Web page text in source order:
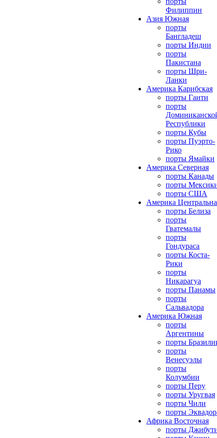
Филиппин
Азия Южная
порты
Бангладеш
порты Индии
порты
Пакистана
порты Шри-
Ланки
Америка Карибская
порты Гаити
порты
Республики
порты Кубы
порты Пуэрто-
Рико
порты Ямайки
Америка Северная
порты Канады
порты
порты США
Америка
порты Белиза
порты
Гватемалы
порты
Гондураса
порты Коста-
Рики
порты
Никарагуа
порты Панамы
порты
Сальвадора
Америка Южная
порты
Аргентины
порты
порты
Венесуэлы
порты
Колумбии
порты Перу
порты Уругвая
порты Чили
порты
Африка Восточная
порты